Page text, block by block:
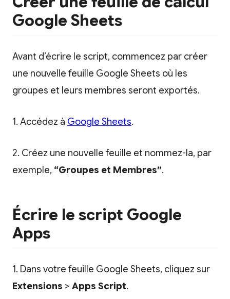
Google Sheets
Avant d’écrire le script, commencez par créer
une nouvelle feuille Google Sheets où les
groupes et leurs membres seront exportés.
1. Accédez à Google Sheets.
2. Créez une nouvelle feuille et nommez-la, par
exemple, “Groupes et Membres”.
Écrire le script Google
Apps
1. Dans votre feuille Google Sheets, cliquez sur
Extensions > Apps Script.